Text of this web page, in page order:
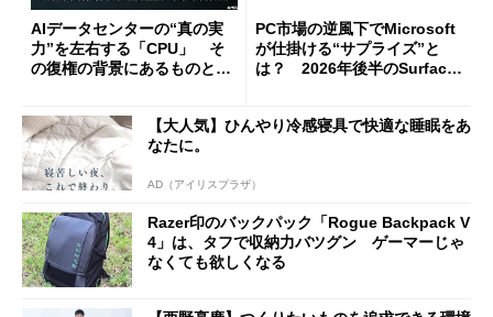
AIデータセンターの“真の実
力”を左右する「CPU」 そ
の復権の背景にあるものと
PC市場の逆風下でMicrosoft
が仕掛ける“サプライズ”と
は？ 2026年後半のSurface
【大人気】ひんやり冷感寝具で快適な睡眠をあ
なたに。
AD（アイリスプラザ）
Razer印のバックパック「Rogue Backpack V
4」は、タフで収納力バツグン ゲーマーじゃ
なくても欲しくなる